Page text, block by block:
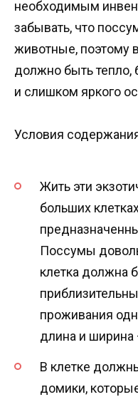
необходимым
забывать, что
животные, поэтому
должно быть тепло,
и слишком яркого
Условия
Жить эти
больших
Поссумы
клетка должна
проживания
длина и
В клетке
домики,